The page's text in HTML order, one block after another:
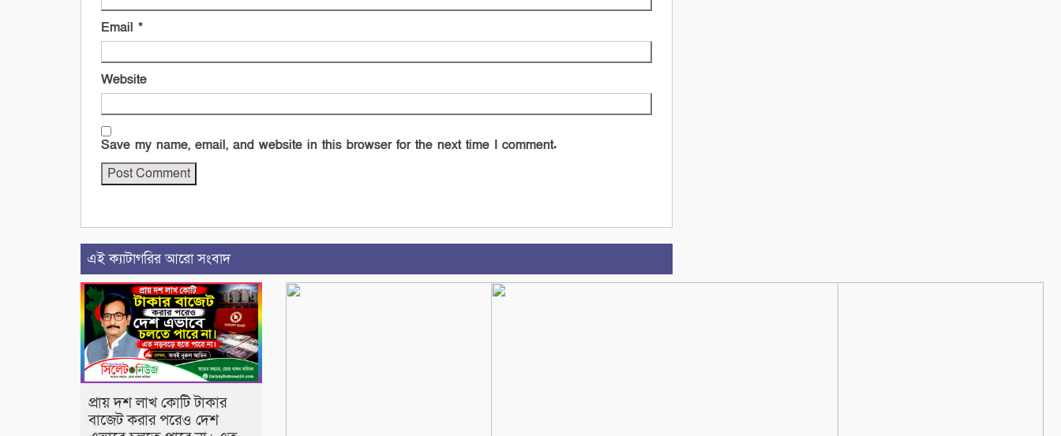
Email *
Website
Save my name, email, and website in this browser for the next time I comment.
এই ক্যাটাগরির আরো সংবাদ
প্রায় দশ লাখ কোটি টাকার
বাজেট করার পরেও দেশ